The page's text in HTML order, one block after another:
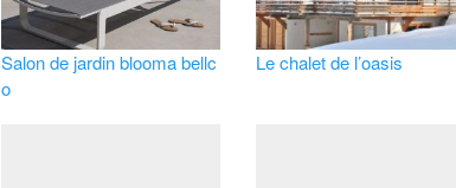
Salon de jardin blooma bellc
o
Le chalet de l’oasis